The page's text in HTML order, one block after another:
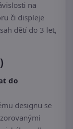
na
či displeje
dětí do 3 let,
do
designu se